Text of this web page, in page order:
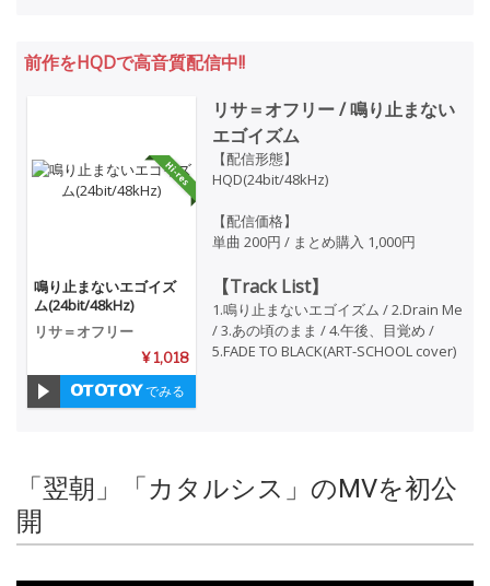
前作をHQDで高音質配信中!!
鳴り止まないエゴイズ
ム(24bit/48kHz)
リサ＝オフリー
¥ 1,018
でみる
リサ＝オフリー / 鳴り止まない
エゴイズム
【配信形態】
HQD(24bit/48kHz)
【配信価格】
単曲 200円 / まとめ購入 1,000円
【Track List】
1.鳴り止まないエゴイズム / 2.Drain Me
/ 3.あの頃のまま / 4.午後、目覚め /
5.FADE TO BLACK(ART-SCHOOL cover)
「翌朝」「カタルシス」のMVを初公
開